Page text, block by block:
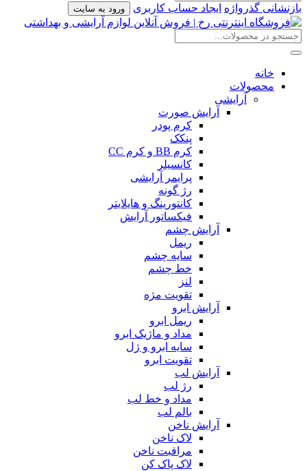
بازنشانی گذرواژه ایجاد حساب کاربری ورود به سایت
خانه
محصولات
آرایشی
آرایش صورت
کرم پودر
پنکک
کرم BB و کرم CC
کانسیلر
پرایمر آرایشی
رژ گونه
کانتورینگ و هایلایتر
فیکساتور آرایش
آرایش چشم
ریمل
سایه چشم
خط چشم
لنز
تقویت مژه
آرایش ابرو
ریمل ابرو
مداد و ماژیک ابرو
سایه ابرو و ژل
تقویت ابرو
آرایش لب
رژ لب
مداد و خط لب
بالم لب
آرایش ناخن
لاک ناخن
مراقبت ناخن
لاک پاک کن